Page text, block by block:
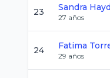
23 Sandra
27 años
24 Fatima
29 años